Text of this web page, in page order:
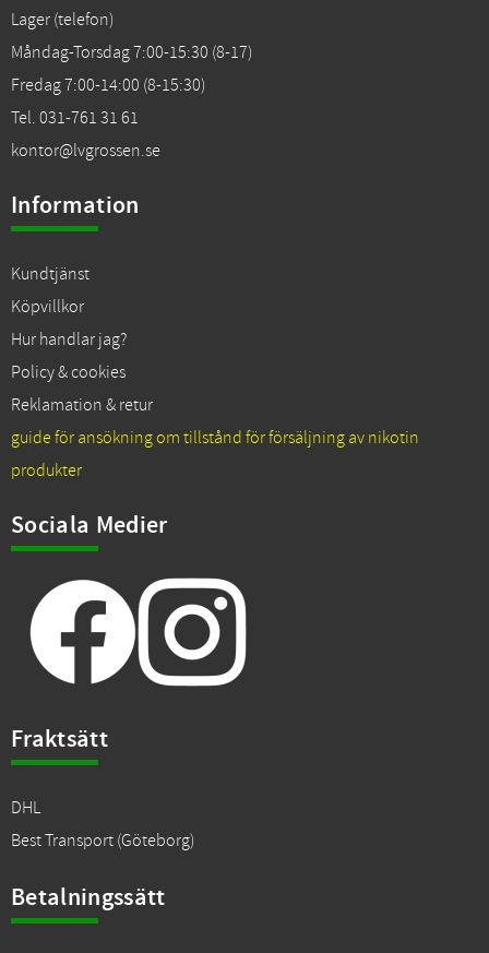
Lager (telefon)
Måndag-Torsdag 7:00-15:30 (8-17)
Fredag 7:00-14:00 (8-15:30)
Tel. 031-761 31 61
kontor@lvgrossen.se
Information
Kundtjänst
Köpvillkor
Hur handlar jag?
Policy & cookies
Reklamation & retur
guide för ansökning om tillstånd för försäljning av nikotin
produkter
Sociala Medier
Fraktsätt
DHL
Best Transport (Göteborg)
Betalningssätt